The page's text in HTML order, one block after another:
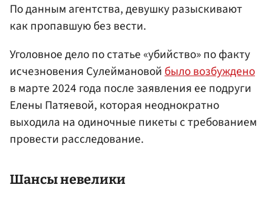
По данным агентства, девушку разыскивают
как пропавшую без вести.
Уголовное дело по статье «убийство» по факту
исчезновения Сулеймановойбыло возбуждено
в марте 2024 года после заявления ее подруги
Елены Патяевой, которая неоднократно
выходила на одиночные пикеты с требованием
провести расследование.
Шансы невелики